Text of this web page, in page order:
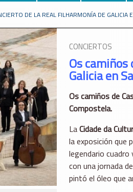
DE LA REAL FILHARMONÍA DE GALICIA
CONCIERTOS
Os
Galicia en
Os camiños de
Compostela.
LaCidade da
la exposición que
legendario
con una jornada
pintó el óleo que